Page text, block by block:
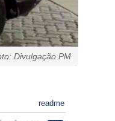
Divulgação PM
readme